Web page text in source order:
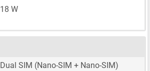
18 W
Dual SIM (Nano-SIM + Nano-SIM)